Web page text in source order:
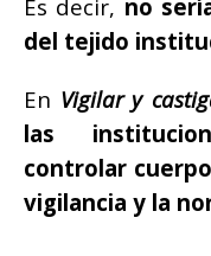
Es decir, no
del tejido
En Vigilar y
las
controlar
vigilancia y la